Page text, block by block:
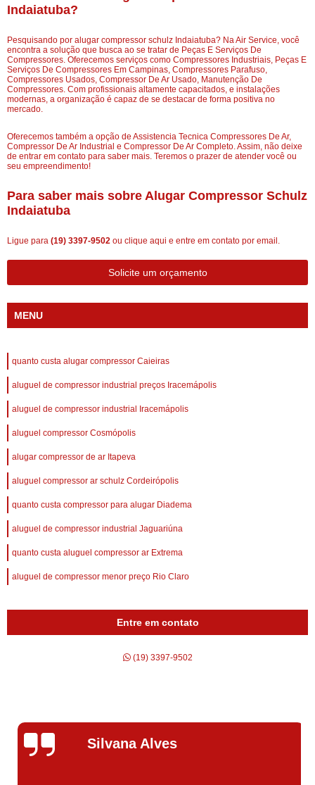
Indaiatuba?
Pesquisando por alugar compressor schulz Indaiatuba? Na Air Service, você
encontra a solução que busca ao se tratar de Peças E Serviços De
Compressores. Oferecemos serviços como Compressores Industriais, Peças E
Serviços De Compressores Em Campinas, Compressores Parafuso,
Compressores Usados, Compressor De Ar Usado, Manutenção De
Compressores. Com profissionais altamente capacitados, e instalações
modernas, a organização é capaz de se destacar de forma positiva no
mercado.
Oferecemos também a opção de Assistencia Tecnica Compressores De Ar,
Compressor De Ar Industrial e Compressor De Ar Completo. Assim, não deixe
de entrar em contato para saber mais. Teremos o prazer de atender você ou
seu empreendimento!
Para saber mais sobre Alugar Compressor Schulz
Indaiatuba
Ligue para (19) 3397-9502 ou clique aqui e entre em contato por email.
Solicite um orçamento
MENU
quanto custa alugar compressor Caieiras
aluguel de compressor industrial preços Iracemápolis
aluguel de compressor industrial Iracemápolis
aluguel compressor Cosmópolis
alugar compressor de ar Itapeva
aluguel compressor ar schulz Cordeirópolis
quanto custa compressor para alugar Diadema
aluguel de compressor industrial Jaguariúna
quanto custa aluguel compressor ar Extrema
aluguel de compressor menor preço Rio Claro
Entre em contato
(19) 3397-9502
Silvana Alves